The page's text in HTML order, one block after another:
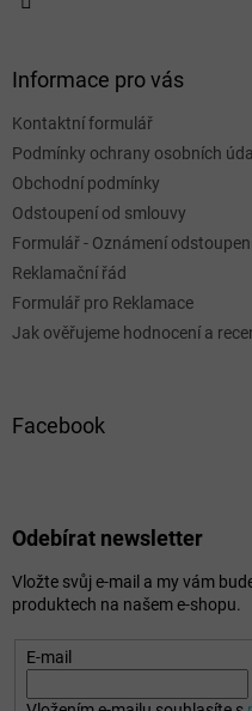
Informace pro vás
Kontaktní formulář
Podmínky ochrany osobních
Obchodní podmínky
Odstoupení od smlouvy
Formulář - Oznámení
Reklamační řád
Formulář pro Reklamace
Jak ověřujeme hodnocení a
Facebook
Odebírat newsletter
Vložte svůj e-mail a my vám
produktech na našem e-shopu.
E-mail